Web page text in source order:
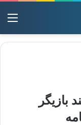
بازیگر